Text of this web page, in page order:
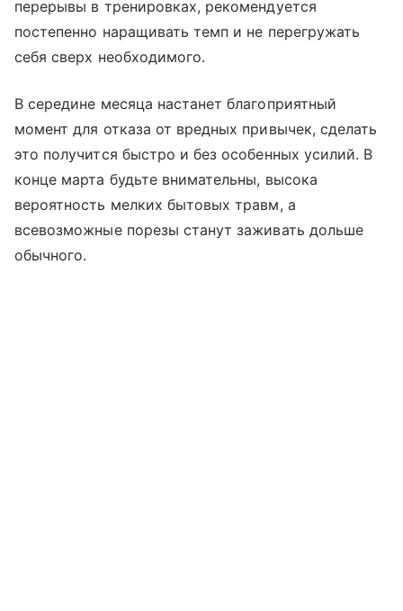
перерывы в тренировках, рекомендуется
постепенно наращивать темп и не перегружать
себя сверх необходимого.
В середине месяца настанет благоприятный
момент для отказа от вредных привычек, сделать
это получится быстро и без особенных усилий. В
конце марта будьте внимательны, высока
вероятность мелких бытовых травм, а
всевозможные порезы станут заживать дольше
обычного.